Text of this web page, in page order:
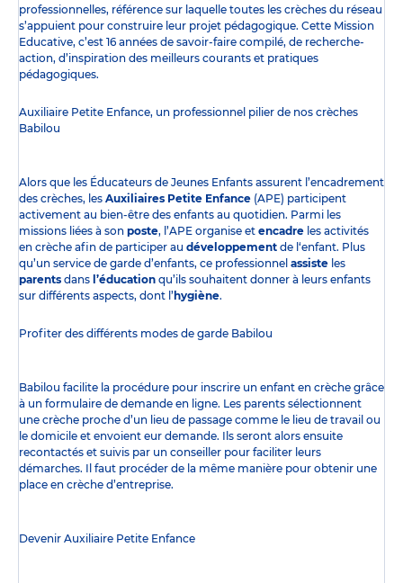
professionnelles, référence sur laquelle toutes les crèches du réseau
s’appuient pour construire leur projet pédagogique. Cette Mission
Educative, c’est 16 années de savoir-faire compilé, de recherche-
action, d’inspiration des meilleurs courants et pratiques
pédagogiques.
Auxiliaire Petite Enfance, un professionnel pilier de nos crèches
Babilou
Alors que les Éducateurs de Jeunes Enfants assurent l’encadrement
des crèches, les Auxiliaires Petite Enfance (APE) participent
activement au bien-être des enfants au quotidien. Parmi les
missions liées à son poste, l’APE organise et encadre les activités
en crèche afin de participer au développement de l‘enfant. Plus
qu’un service de garde d’enfants, ce professionnel assiste les
parents dans l’éducation qu’ils souhaitent donner à leurs enfants
sur différents aspects, dont l’ hygiène.
Profiter des différents modes de garde Babilou
Babilou facilite la procédure pour inscrire un enfant en crèche grâce
à un formulaire de demande en ligne. Les parents sélectionnent
une crèche proche d’un lieu de passage comme le lieu de travail ou
le domicile et envoient eur demande. Ils seront alors ensuite
recontactés et suivis par un conseiller pour faciliter leurs
démarches. Il faut procéder de la même manière pour obtenir une
place en crèche d’entreprise.
Devenir Auxiliaire Petite Enfance